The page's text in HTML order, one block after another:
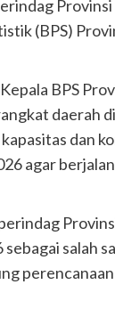
(BPS)
BPS
daerah
dan
agar
salah